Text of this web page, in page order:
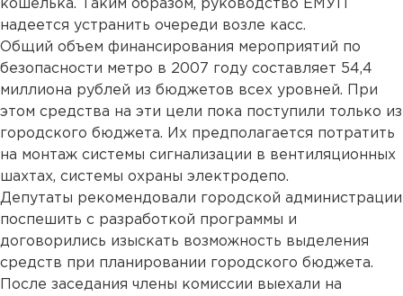
кошелька. Таким образом, руководство ЕМУП
надеется устранить очереди возле касс.
Общий объем финансирования мероприятий по
безопасности метро в 2007 году составляет 54,4
миллиона рублей из бюджетов всех уровней. При
этом средства на эти цели пока поступили только из
городского бюджета. Их предполагается потратить
на монтаж системы сигнализации в вентиляционных
шахтах, системы охраны электродепо.
Депутаты рекомендовали городской администрации
поспешить с разработкой программы и
договорились изыскать возможность выделения
средств при планировании городского бюджета.
После заседания члены комиссии выехали на